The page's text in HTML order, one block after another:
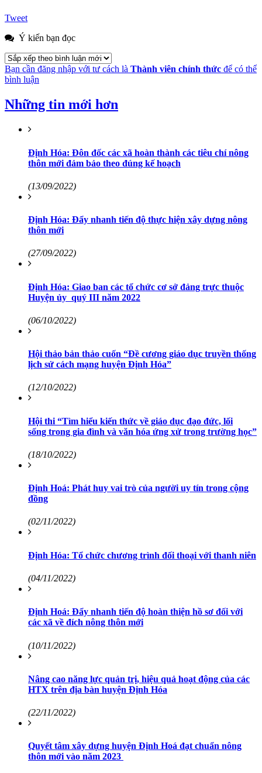
Tweet
Ý kiến bạn đọc
Bạn cần đăng nhập với tư cách là Thành viên chính thức để có thể
bình luận
Những tin mới hơn
Định Hóa: Đôn đốc các xã hoàn thành các tiêu chí nông
thôn mới đảm bảo theo đúng kế hoạch
(13/09/2022)
Định Hóa: Đẩy nhanh tiến độ thực hiện xây dựng nông
thôn mới
(27/09/2022)
Định Hóa: Giao ban các tổ chức cơ sở đảng trực thuộc
Huyện ủy quý III năm 2022
(06/10/2022)
Hội thảo bản thảo cuốn “Đề cương giáo dục truyền thống
lịch sử cách mạng huyện Định Hóa”
(12/10/2022)
Hội thi “Tìm hiểu kiến thức về giáo dục đạo đức, lối
sống trong gia đình và văn hóa ứng xử trong trường học”
(18/10/2022)
Định Hoá: Phát huy vai trò của người uy tín trong cộng
đồng
(02/11/2022)
Định Hóa: Tổ chức chương trình đối thoại với thanh niên
(04/11/2022)
Định Hoá: Đẩy nhanh tiến độ hoàn thiện hồ sơ đối với
các xã về đích nông thôn mới
(10/11/2022)
Nâng cao năng lực quản trị, hiệu quả hoạt động của các
HTX trên địa bàn huyện Định Hóa
(22/11/2022)
Quyết tâm xây dựng huyện Định Hoá đạt chuẩn nông
thôn mới vào năm 2023 ​​​​​​​